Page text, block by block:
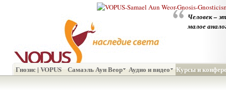
Человек –
малое
Гнозис | VOPUS Самаэль Аун Веор Аудио и видео Курсы и